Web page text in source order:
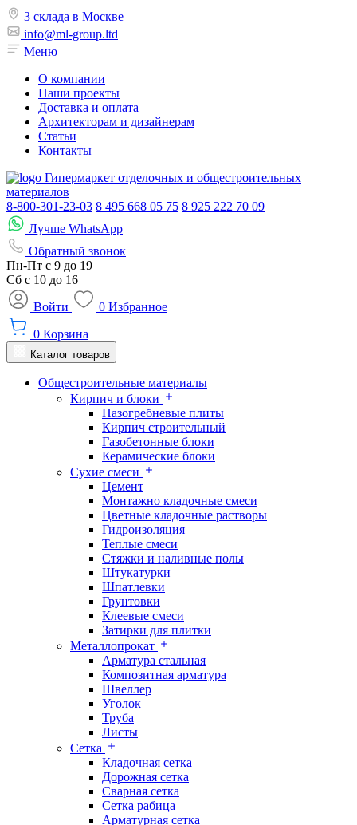
3 склада в Москве
info@ml-group.ltd
Меню
О компании
Наши проекты
Доставка и оплата
Архитекторам и дизайнерам
Статьи
Контакты
Гипермаркет отделочных и общестроительных
материалов
8-800-301-23-03 8 495 668 05 75 8 925 222 70 09
Лучше WhatsApp
Обратный звонок
Пн-Пт с 9 до 19
Сб с 10 до 16
Войти
0 Избранное
0 Корзина
Каталог товаров
Общестроительные материалы
Кирпич и блоки
Пазогребневые плиты
Кирпич строительный
Газобетонные блоки
Керамические блоки
Сухие смеси
Цемент
Монтажно кладочные смеси
Цветные кладочные растворы
Гидроизоляция
Теплые смеси
Стяжки и наливные полы
Штукатурки
Шпатлевки
Грунтовки
Клеевые смеси
Затирки для плитки
Металлопрокат
Арматура стальная
Композитная арматура
Швеллер
Уголок
Труба
Листы
Сетка
Кладочная сетка
Дорожная сетка
Сварная сетка
Сетка рабица
Арматурная сетка